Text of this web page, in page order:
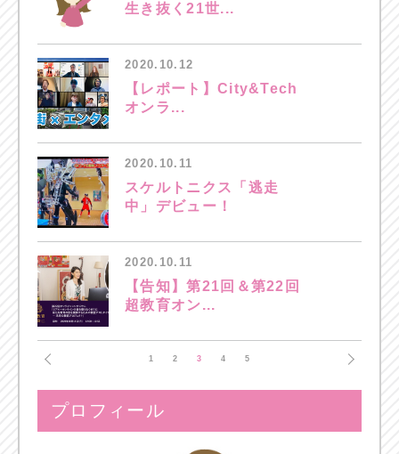
生き抜く21世...
2020.10.12
【レポート】City&Tech
オンラ...
2020.10.11
スケルトニクス「逃走
中」デビュー！
2020.10.11
【告知】第21回＆第22回
超教育オン...
1 2 3 4 5
プロフィール